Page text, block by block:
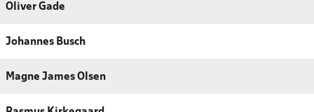
Oliver Gade
Johannes Busch
Magne James Olsen